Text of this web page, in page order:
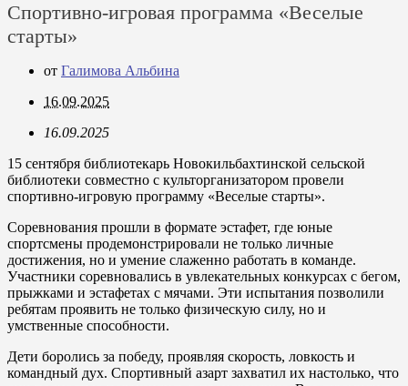
Спортивно-игровая программа «Веселые
старты»
от Галимова Альбина
16.09.2025
16.09.2025
15 сентября библиотекарь Новокильбахтинской сельской
библиотеки совместно с культорганизатором провели
спортивно-игровую программу «Веселые старты».
Соревнования прошли в формате эстафет, где юные
спортсмены продемонстрировали не только личные
достижения, но и умение слаженно работать в команде.
Участники соревновались в увлекательных конкурсах с бегом,
прыжками и эстафетах с мячами. Эти испытания позволили
ребятам проявить не только физическую силу, но и
умственные способности.
Дети боролись за победу, проявляя скорость, ловкость и
командный дух. Спортивный азарт захватил их настолько, что